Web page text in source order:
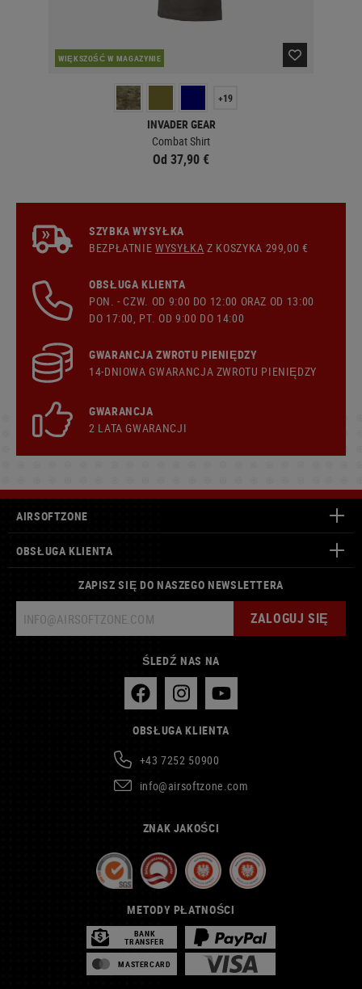
WIĘKSZOŚĆ W MAGAZYNIE
+19
INVADER GEAR
Combat Shirt
Od 37,90 €
SZYBKA WYSYŁKA
BEZPŁATNIEWYSYŁKA Z KOSZYKA 299,00 €
OBSŁUGA KLIENTA
PON. - CZW. OD 9:00 DO 12:00 ORAZ OD 13:00
DO 17:00, PT. OD 9:00 DO 14:00
GWARANCJA ZWROTU PIENIĘDZY
14-DNIOWA GWARANCJA ZWROTU PIENIĘDZY
GWARANCJA
2 LATA GWARANCJI
AIRSOFTZONE
OBSŁUGA KLIENTA
ZAPISZ SIĘ DO NASZEGO NEWSLETTERA
ZALOGUJ SIĘ
ŚLEDŹ NAS NA
OBSŁUGA KLIENTA
+43 7252 50900
info@airsoftzone.com
ZNAK JAKOŚCI
METODY PŁATNOŚCI
BANK
TRANSFER
MASTERCARD